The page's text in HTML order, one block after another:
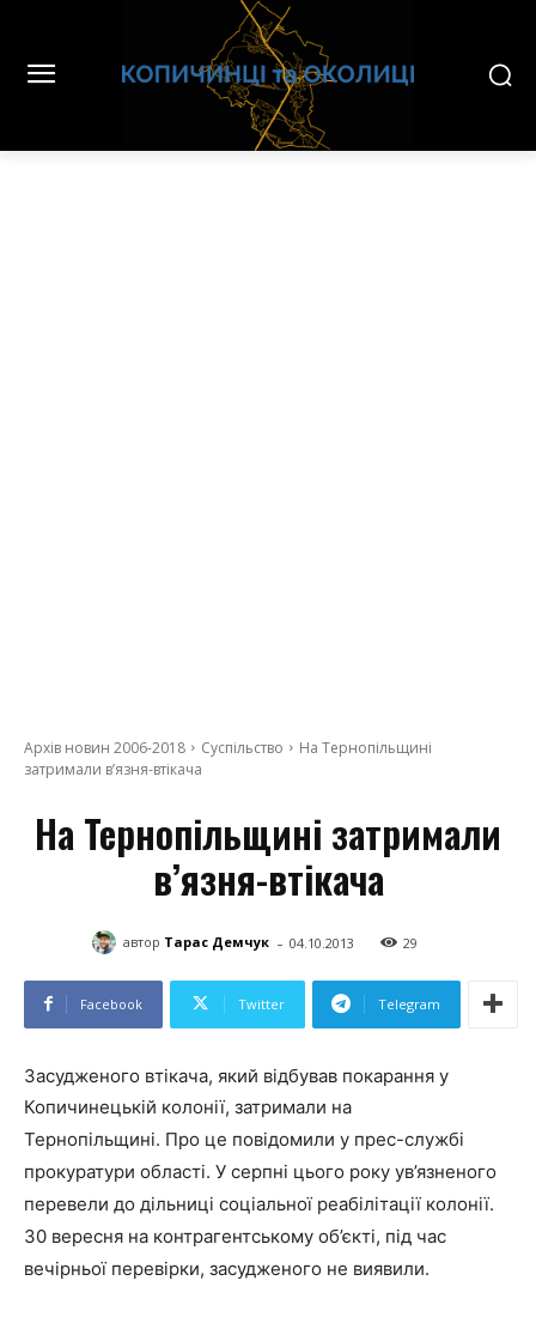
Архів новин 2006-2018 Суспільство
На Тернопільщині
затримали в’язня-втікача
На Тернопільщині затримали
в’язня-втікача
автор Тарас Демчук - 04.10.2013 29
Facebook Twitter Telegram
Засудженого втікача, який відбував покарання у
Копичинецькій колонії, затримали на
Тернопільщині. Про це повідомили у прес-службі
прокуратури області. У серпні цього року ув’язненого
перевели до дільниці соціальної реабілітації колонії.
30 вересня на контрагентському об’єкті, під час
вечірньої перевірки, засудженого не виявили.